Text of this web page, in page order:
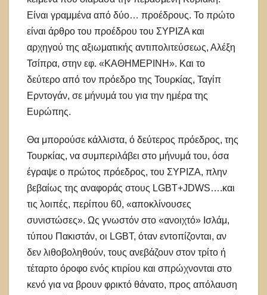
Είναι γραμμένα από δύο… προέδρους. Το πρώτο
είναι άρθρο του προέδρου του ΣΥΡΙΖΑ και
αρχηγού της αξιωματικής αντιπολιτεύσεως, Αλέξη
Τσίπρα, στην εφ. «ΚΑΘΗΜΕΡΙΝΗ». Και το
δεύτερο από τον πρόεδρο της Τουρκίας, Ταγίπ
Ερντογάν, σε μήνυμά του για την ημέρα της
Ευρώπης.
Θα μπορούσε κάλλιστα, ό δεύτερος πρόεδρος, της
Τουρκίας, να συμπεριλάβει στο μήνυμά του, όσα
έγραψε ο πρώτος πρόεδρος, του ΣΥΡΙΖΑ, πλην
βεβαίως της αναφοράς στους LGBT+JDWS….και
τις λοιπές, περίπου 60, «αποκλίνουσες
συνιστώσες». Ως γνωστόν στο «ανοιχτό» Ισλάμ,
τύπου Πακιστάν, οι LGBT, όταν εντοπίζονται, αν
δεν λιθοβοληθούν, τους ανεβάζουν στον τρίτο ή
τέταρτο όροφο ενός κτιρίου και σπρώχνονται στο
κενό για να βρουν φρικτό θάνατο, προς απόλαυση